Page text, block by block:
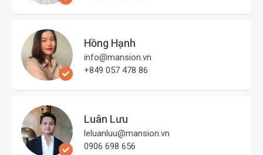
Hồng Hạnh
info@mansion.vn
+849 057 478 86
Luân Lưu
leluanluu@mansion.vn
0906 698 656